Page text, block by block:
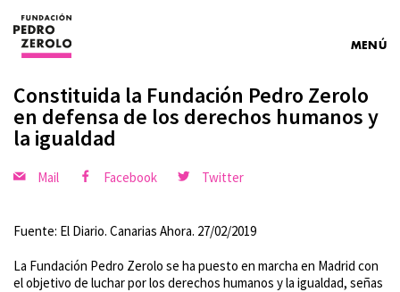
MENÚ
Constituida la Fundación Pedro Zerolo
en defensa de los derechos humanos y
la igualdad
Mail Facebook Twitter
Fuente: El Diario. Canarias Ahora. 27/02/2019
La Fundación Pedro Zerolo se ha puesto en marcha en Madrid con
el objetivo de luchar por los derechos humanos y la igualdad, señas